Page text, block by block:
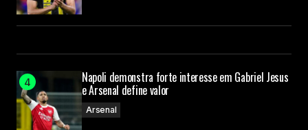
Napoli demonstra forte interesse em Gabriel Jesus
e Arsenal define valor
Arsenal